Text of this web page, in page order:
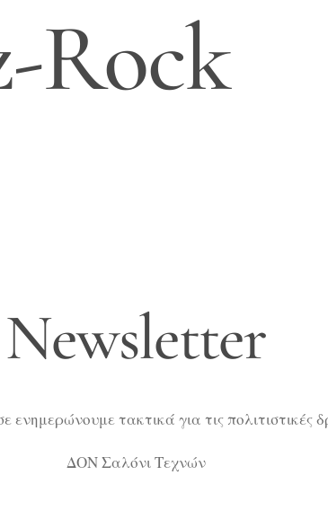
Rock
Newsletter
ενημερώνουμε τακτικά για τις πολιτιστικές
ΔΟΝ Σαλόνι Τεχνών